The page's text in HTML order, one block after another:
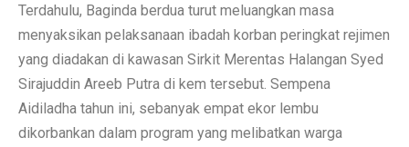
Terdahulu, Baginda berdua turut meluangkan masa
menyaksikan pelaksanaan ibadah korban peringkat rejimen
yang diadakan di kawasan Sirkit Merentas Halangan Syed
Sirajuddin Areeb Putra di kem tersebut. Sempena
Aidiladha tahun ini, sebanyak empat ekor lembu
dikorbankan dalam program yang melibatkan warga